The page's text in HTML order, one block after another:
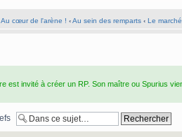
Au cœur de l'arène ! ‹Au sein des remparts ‹ Le marché
est invité à créer un RP. Son maître ou Spurius